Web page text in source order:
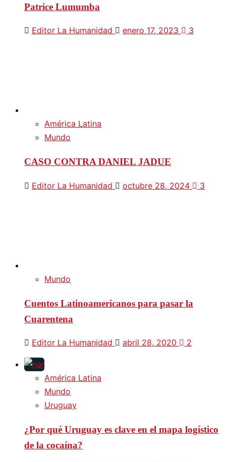
Patrice Lumumba
Editor La Humanidad enero 17, 2023 3
América Latina
Mundo
CASO CONTRA DANIEL JADUE
Editor La Humanidad octubre 28, 2024 3
Mundo
Cuentos Latinoamericanos para pasar la
Cuarentena
Editor La Humanidad abril 28, 2020 2
América Latina
Mundo
Uruguay
¿Por qué Uruguay es clave en el mapa logístico
de la cocaína?